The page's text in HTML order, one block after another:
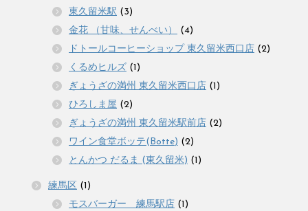
東久留米駅 (3)
金花 （甘味、せんべい）
(4)
ドトールコーヒーショップ 東久留米西口店 (2)
くるめヒルズ (1)
ぎょうざの満州 東久留米西口店 (1)
ひろしま屋 (2)
ぎょうざの満州 東久留米駅前店 (2)
ワイン食堂ボッテ(Botte) (2)
とんかつ だるま (東久留米) (1)
練馬区 (1)
モスバーガー 練馬駅店 (1)